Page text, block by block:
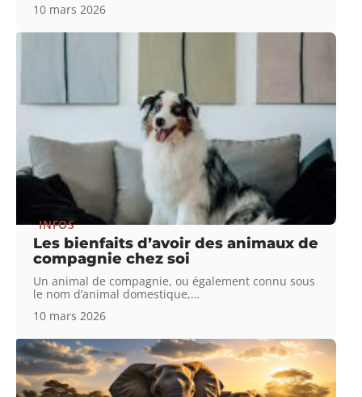
10 mars 2026
INFOS
Les bienfaits d’avoir des animaux de
compagnie chez soi
Un animal de compagnie, ou également connu sous
le nom d’animal domestique,…
10 mars 2026